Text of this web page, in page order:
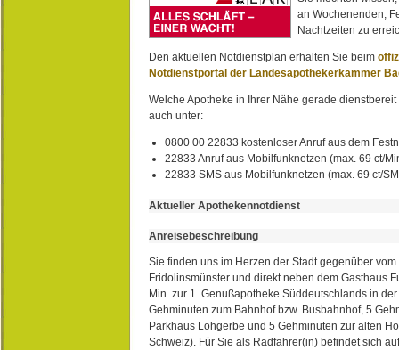
an Wochenenden,
Nachtzeiten zu
Den aktuellen Notdienstplan erhalten Sie beim
Notdienstportal der Landesapothekerkammer
Welche Apotheke in Ihrer Nähe gerade
auch unter:
0800 00 22833 kostenloser Anruf aus dem
22833 Anruf aus Mobilfunknetzen (max. 69 ct/
22833 SMS aus Mobilfunknetzen (max. 69 ct/
Aktueller Apothekennotdienst
Anreisebeschreibung
Sie finden uns im Herzen der Stadt gegenüber
Fridolinsmünster und direkt neben dem Gasthaus
Min. zur 1. Genußapotheke Süddeutschlands in
Gehminuten zum Bahnhof bzw. Busbahnhof, 5
Parkhaus Lohgerbe und 5 Gehminuten zur alten
Schweiz). Für Sie als Radfahrer(in) befindet sich